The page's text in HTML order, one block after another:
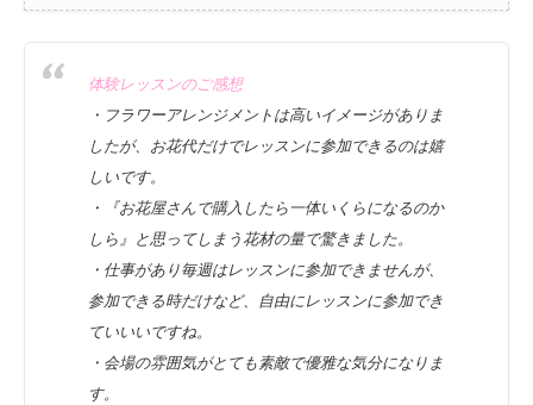
体験レッスンのご感想
・フラワーアレンジメントは高いイメージがありま
したが、お花代だけでレッスンに参加できるのは嬉
しいです。
・『お花屋さんで購入したら一体いくらになるのか
しら』と思ってしまう花材の量で驚きました。
・仕事があり毎週はレッスンに参加できませんが、
参加できる時だけなど、自由にレッスンに参加でき
ていいいですね。
・会場の雰囲気がとても素敵で優雅な気分になりま
す。